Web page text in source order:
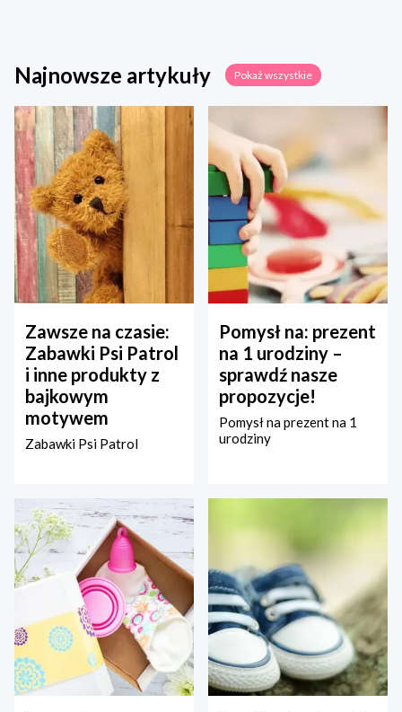
Najnowsze artykuły Pokaż wszystkie
Zawsze na czasie:
Zabawki Psi Patrol
i inne produkty z
bajkowym
motywem
Zabawki Psi Patrol
Pomysł na: prezent
na 1 urodziny –
sprawdź nasze
propozycje!
Pomysł na prezent na 1
urodziny